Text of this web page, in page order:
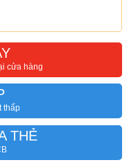
cửa hàng
thấp
THẺ